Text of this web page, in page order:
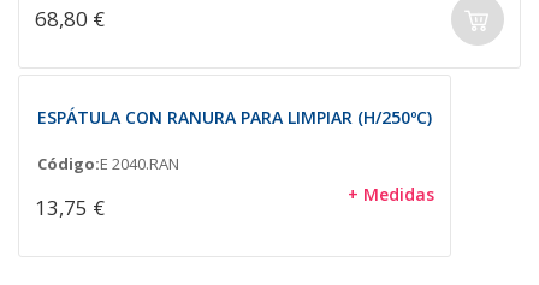
68,80 €
ESPÁTULA CON RANURA PARA LIMPIAR (H/250ºC)
Código:E 2040.RAN
13,75 € + Medidas